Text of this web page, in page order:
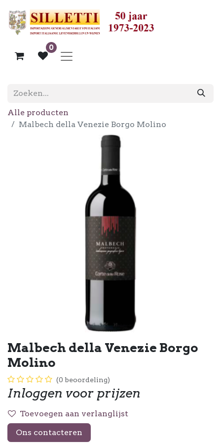
0
Alle producten
Malbech della Venezie Borgo Molino
Malbech della Venezie Borgo
Molino
(0 beoordeling)
Inloggen voor prijzen
Toevoegen aan verlanglijst
Ons contacteren